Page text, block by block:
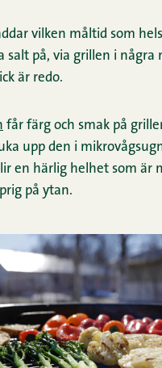
vilken måltid som
salt på, via grillen i några
är redo.
får färg och smak på
upp den i
en härlig helhet som är
på ytan.